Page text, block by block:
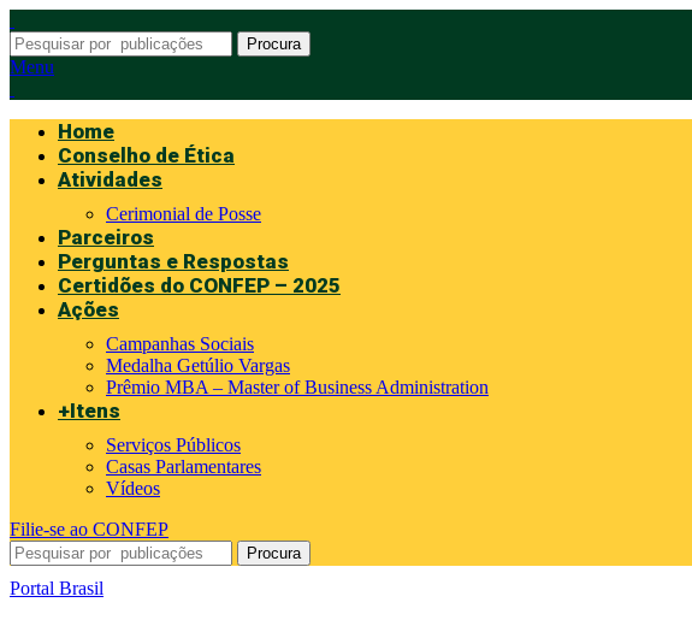
Procura
Menu
Home
Conselho de Ética
Atividades
Cerimonial de Posse
Parceiros
Perguntas e Respostas
Certidões do CONFEP – 2025
Ações
Campanhas Sociais
Medalha Getúlio Vargas
Prêmio MBA – Master of Business Administration
+Itens
Serviços Públicos
Casas Parlamentares
Vídeos
Filie-se ao CONFEP
Procura
Portal Brasil